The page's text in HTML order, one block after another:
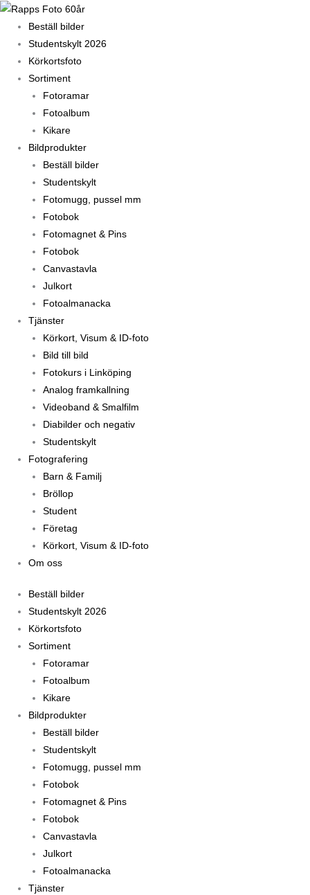
Hoppa
innehåll
Beställ bilder
Studentskylt 2026
Körkortsfoto
Sortiment
Fotoramar
Fotoalbum
Kikare
Bildprodukter
Beställ bilder
Studentskylt
Fotomugg, pussel mm
Fotobok
Fotomagnet & Pins
Fotobok
Canvastavla
Julkort
Fotoalmanacka
Tjänster
Körkort, Visum & ID-foto
Bild till bild
Fotokurs i Linköping
Analog framkallning
Videoband & Smalfilm
Diabilder och negativ
Studentskylt
Fotografering
Barn & Familj
Bröllop
Student
Företag
Körkort, Visum & ID-foto
Om oss
Beställ bilder
Studentskylt 2026
Körkortsfoto
Sortiment
Fotoramar
Fotoalbum
Kikare
Bildprodukter
Beställ bilder
Studentskylt
Fotomugg, pussel mm
Fotobok
Fotomagnet & Pins
Fotobok
Canvastavla
Julkort
Fotoalmanacka
Tjänster